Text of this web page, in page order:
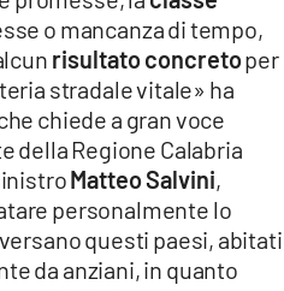
o mancanza di tempo,
risultato concretoper
stradale vitale» ha
chiede a gran voce
della Regione Calabria
Matteo Salvini,
personalmente lo
questi paesi, abitati
da anziani, in quanto